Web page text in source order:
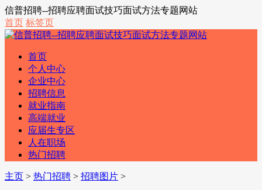
信普招聘--招聘应聘面试技巧面试方法专题网站
首页 标签页
首页
个人中心
企业中心
招聘信息
就业指南
高端就业
应届生专区
人在职场
热门招聘
主页 > 热门招聘 > 招聘图片 >